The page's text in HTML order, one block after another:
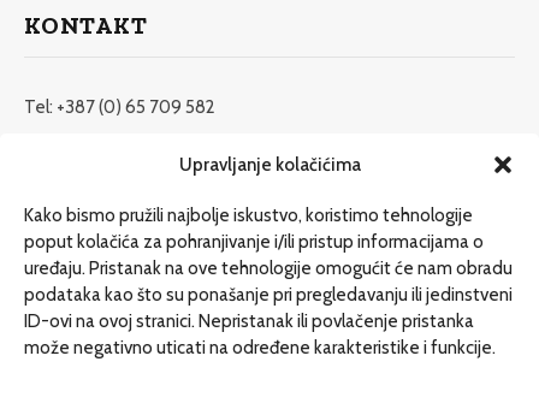
Upravljanje kolačićima
Kako bismo pružili najbolje iskustvo, koristimo tehnologije
poput kolačića za pohranjivanje i/ili pristup informacijama o
uređaju. Pristanak na ove tehnologije omogućit će nam obradu
podataka kao što su ponašanje pri pregledavanju ili jedinstveni
ID-ovi na ovoj stranici. Nepristanak ili povlačenje pristanka
može negativno uticati na određene karakteristike i funkcije.
KONTAKT
Tel: +387 (0) 65 709 582
redakcija@etrafika.net
Dosije
Drugi pišu
Društvo